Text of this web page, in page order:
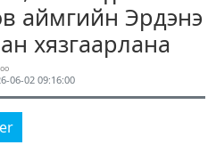
аймгийн Эрдэнэ
хязгаарлана
06-02 09:16:00